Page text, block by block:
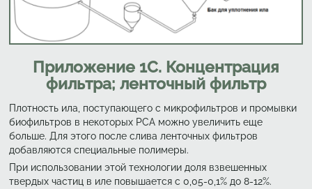
Приложение 1С. Концентрация
фильтра; ленточный фильтр
Плотность ила, поступающего с микрофильтров и промывки
биофильтров в некоторых РСА можно увеличить еще
больше. Для этого после слива ленточных фильтров
добавляются специальные полимеры.
При использовании этой технологии доля взвешенных
твердых частиц в иле повышается с 0,05-0,1% до 8-12%.